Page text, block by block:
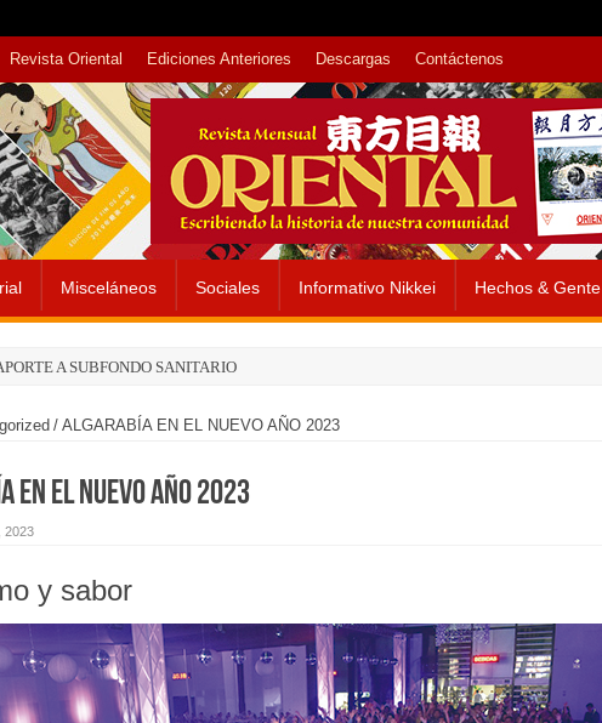
Revista Oriental Ediciones Anteriores Descargas Contáctenos
Misceláneos Sociales Informativo Nikkei Hechos & Gente
A SUBFONDO SANITARIO
/ ALGARABÍA EN EL NUEVO AÑO 2023
EN EL NUEVO AÑO 2023
2023
y sabor